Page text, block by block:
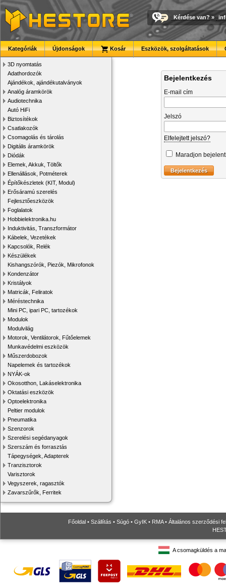
Kérdése van? »
Kategóriák Újdonságok Kosár Eszközök, szolgáltatások
3D nyomtatás
Adathordozók
Ajándékok, ajándékutalványok
Analóg áramkörök
Audiotechnika
Autó HiFi
Biztosítékok
Csatlakozók
Csomagolás és tárolás
Digitális áramkörök
Diódák
Elemek, Akkuk, Töltők
Ellenállások, Potméterek
Építőkészletek (KIT, Modul)
Erősáramú szerelés
Fejlesztőeszközök
Foglalatok
Hobbielektronika.hu
Induktivitás, Transzformátor
Kábelek, Vezetékek
Kapcsolók, Relék
Készülékek
Kishangszórók, Piezók, Mikrofonok
Kondenzátor
Kristályok
Matricák, Feliratok
Méréstechnika
Mini PC, ipari PC, tartozékok
Modulok
Modulvilág
Motorok, Ventilátorok, Fűtőelemek
Munkavédelmi eszközök
Műszerdobozok
Napelemek és tartozékok
NYÁK-ok
Okosotthon, Lakáselektronika
Oktatási eszközök
Optoelektronika
Peltier modulok
Pneumatika
Szenzorok
Szerelési segédanyagok
Szerszám és forrasztás
Tápegységek, Adapterek
Tranzisztorok
Varisztorok
Vegyszerek, ragasztók
Zavarszűrők, Ferritek
Bejelentkezés
E-mail cím
Jelszó
Elfelejtett jelszó?
Maradjon
Főoldal • Szállítás • Súgó • GyIK • RMA• Általános szerződési
A csomagküldés a